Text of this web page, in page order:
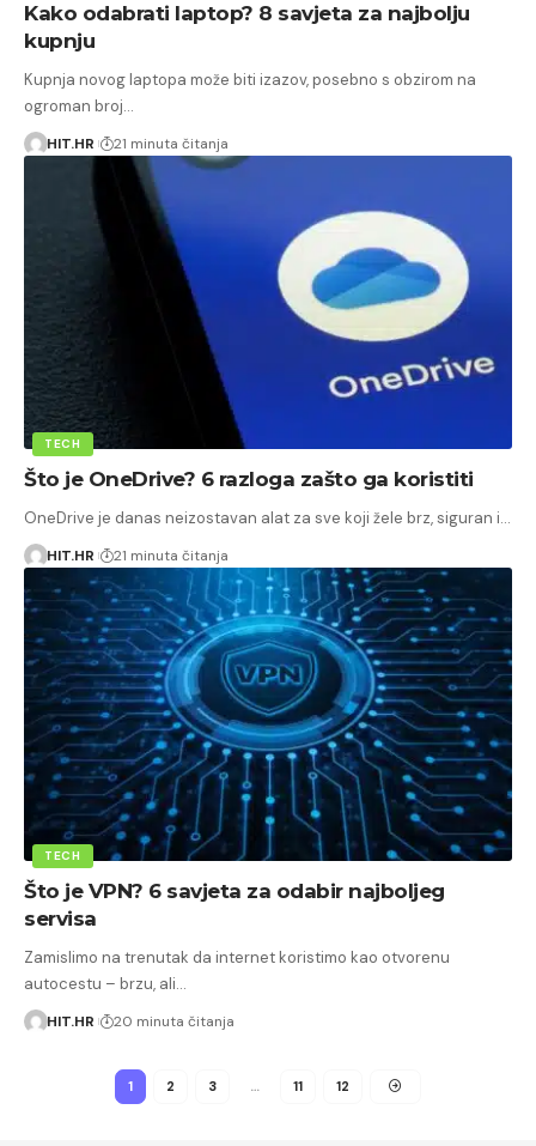
Kako odabrati laptop? 8 savjeta za najbolju
kupnju
Kupnja novog laptopa može biti izazov, posebno s obzirom na
ogroman broj…
HIT.HR 21 minuta čitanja
TECH
Što je OneDrive? 6 razloga zašto ga koristiti
OneDrive je danas neizostavan alat za sve koji žele brz, siguran i…
HIT.HR 21 minuta čitanja
TECH
Što je VPN? 6 savjeta za odabir najboljeg
servisa
Zamislimo na trenutak da internet koristimo kao otvorenu
autocestu – brzu, ali…
HIT.HR 20 minuta čitanja
1 2 3 … 11 12